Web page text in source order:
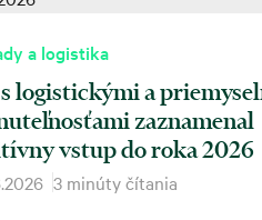
a logistika
logistickými a
zaznamenal
vstup do roka 2026
3 minúty čítania